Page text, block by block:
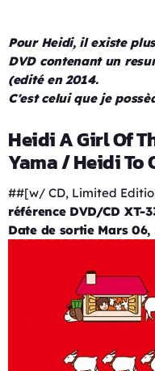
Pour Heidi, il existe
DVD contenant un
(edité en 2014.
C'est celui que je
Heidi A Girl Of
Yama / Heidi To
##[w/ CD, Limited
référence DVD/CD XT-
Date de sortie Mars 06,